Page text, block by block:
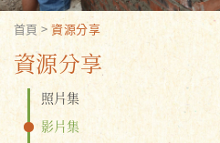
首頁 >資源分享
資源分享
照片集
影片集